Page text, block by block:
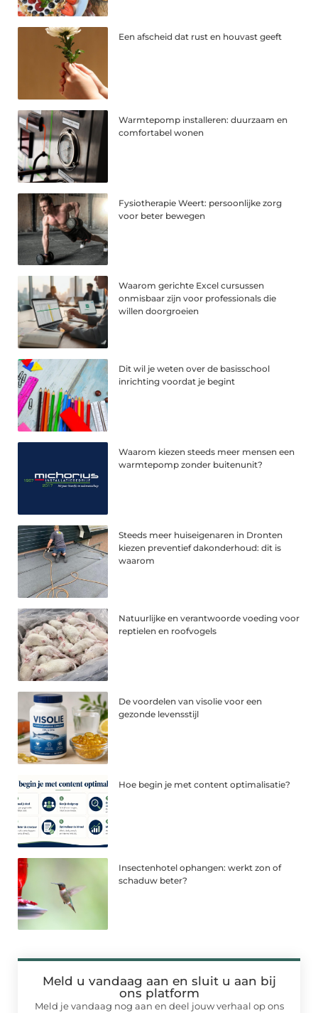
Een afscheid dat rust en houvast geeft
Warmtepomp installeren: duurzaam en
comfortabel wonen
Fysiotherapie Weert: persoonlijke zorg
voor beter bewegen
Waarom gerichte Excel cursussen
onmisbaar zijn voor professionals die
willen doorgroeien
Dit wil je weten over de basisschool
inrichting voordat je begint
Waarom kiezen steeds meer mensen een
warmtepomp zonder buitenunit?
Steeds meer huiseigenaren in Dronten
kiezen preventief dakonderhoud: dit is
waarom
Natuurlijke en verantwoorde voeding voor
reptielen en roofvogels
De voordelen van visolie voor een
gezonde levensstijl
Hoe begin je met content optimalisatie?
Insectenhotel ophangen: werkt zon of
schaduw beter?
Meld u vandaag aan en sluit u aan bij
ons platform
Meld je vandaag nog aan en deel jouw verhaal op ons